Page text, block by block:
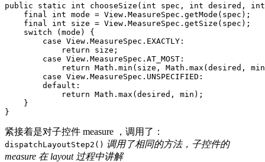
public static int chooseSize ( int spec , int desired ,
int
final
int mode = View . MeasureSpec . getMode ( spec );
final
int size = View . MeasureSpec . getSize ( spec );
switch
(mode )
{
case View . MeasureSpec . EXACTLY :
return
size ;
case View . MeasureSpec . AT_MOST :
return Math . min ( size , Math . max (desired ,
min
case View . MeasureSpec . UNSPECIFIED :
default :
return Math . max (desired , min );
}
}
紧接着是对子控件 measure ，调用了：
dispatchLayoutStep2() 调用了相同的方法，子控件的
measure 在 layout 过程中讲解